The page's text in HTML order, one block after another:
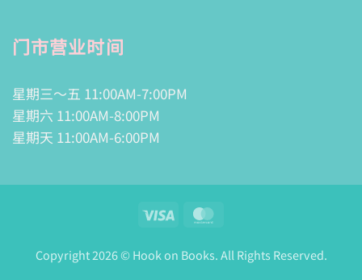
门市营业时间
星期三～五 11:00AM-7:00PM
星期六 11:00AM-8:00PM
星期天 11:00AM-6:00PM
Visa
Copyright 2026 © Hook on Books. All Rights Reserved.